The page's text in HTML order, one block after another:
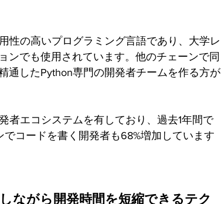
性の高いプログラミング言語であり、大学レ
ンでも使用されています。他のチェーンで同
通したPython専門の開発者チームを作る方が
者エコシステムを有しており、過去1年間で
コードを書く開発者も68%増加しています
ながら開発時間を短縮できるテク